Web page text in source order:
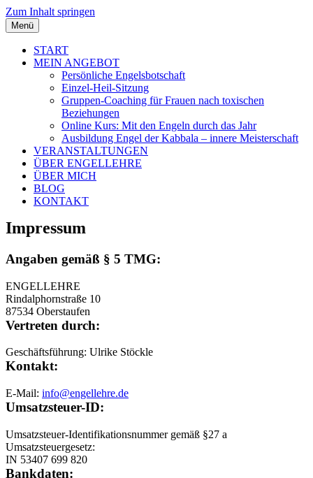
Zum Inhalt springen
Menü
START
MEIN ANGEBOT
Persönliche Engelsbotschaft
Einzel-Heil-Sitzung
Gruppen-Coaching für Frauen nach toxischen
Beziehungen
Online Kurs: Mit den Engeln durch das Jahr
Ausbildung Engel der Kabbala – innere Meisterschaft
VERANSTALTUNGEN
ÜBER ENGELLEHRE
ÜBER MICH
BLOG
KONTAKT
Impressum
Angaben gemäß § 5 TMG:
ENGELLEHRE
Rindalphornstraße 10
87534 Oberstaufen
Vertreten durch:
Geschäftsführung: Ulrike Stöckle
Kontakt:
E-Mail: info@engellehre.de
Umsatzsteuer-ID:
Umsatzsteuer-Identifikationsnummer gemäß §27 a
Umsatzsteuergesetz:
IN 53407 699 820
Bankdaten: